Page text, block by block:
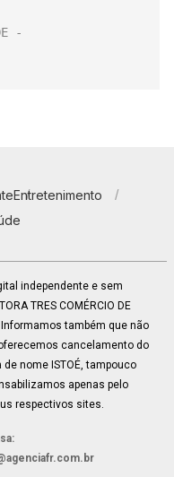
Entretenimento
independente e sem
TRES COMÉRCIO DE
Informamos também que não
cancelamento do
nome ISTOÉ, tampouco
apenas pelo
respectivos sites.